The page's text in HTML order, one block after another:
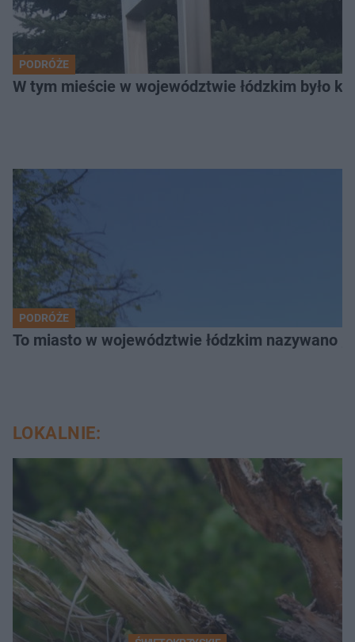
PODRÓŻE
W tym mieście w województwie łódzkim było
PODRÓŻE
To miasto w województwie łódzkim nazywano
LOKALNIE: